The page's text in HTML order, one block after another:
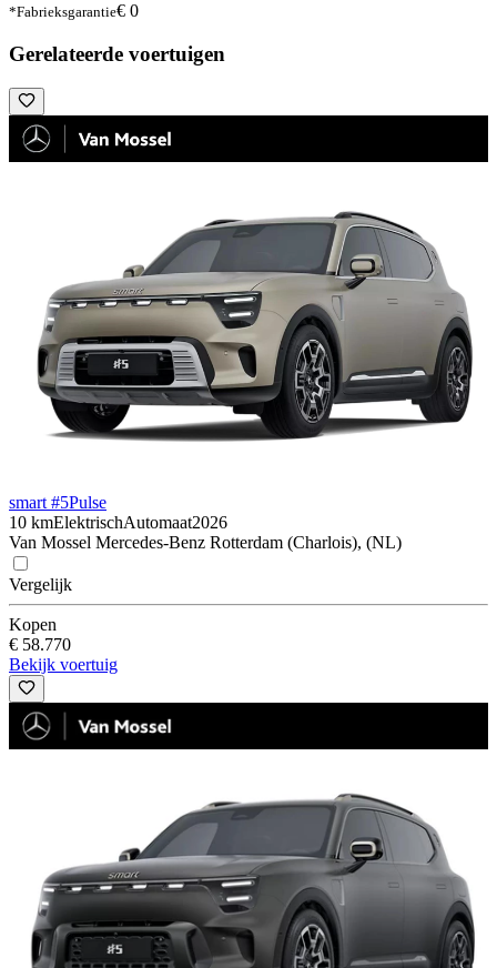
*Fabrieksgarantie€ 0
Gerelateerde voertuigen
smart #5Pulse
10 kmElektrischAutomaat2026
Van Mossel Mercedes-Benz Rotterdam (Charlois), (NL)
Vergelijk
Kopen
€ 58.770
Bekijk voertuig